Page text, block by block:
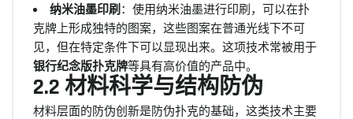
纳米油墨印刷 ：使用纳米油墨进行印刷，可以在扑
克牌上形成独特的图案，这些图案在普通光线下不可
见，但在特定条件下可以显现出来。这项技术常被用于
银行纪念版扑克牌等具有高价值的产品中。
2.2 材料科学与结构防伪
材料层面的防伪创新是防伪扑克的基础，这类技术主要